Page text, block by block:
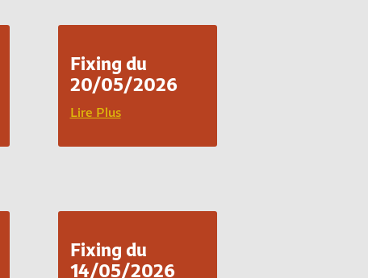
Fixing du
20/05/2026
Lire Plus
Fixing du
14/05/2026